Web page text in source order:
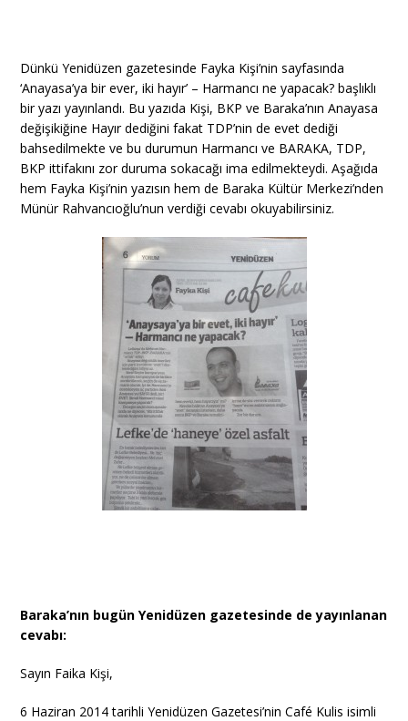
Dünkü Yenidüzen gazetesinde Fayka Kişi’nin sayfasında
‘Anayasa’ya bir ever, iki hayır’ – Harmancı ne yapacak? başlıklı
bir yazı yayınlandı. Bu yazıda Kişi, BKP ve Baraka’nın Anayasa
değişikiğine Hayır dediğini fakat TDP’nin de evet dediği
bahsedilmekte ve bu durumun Harmancı ve BARAKA, TDP,
BKP ittifakını zor duruma sokacağı ima edilmekteydi. Aşağıda
hem Fayka Kişi’nin yazısın hem de Baraka Kültür Merkezi’nden
Münür Rahvancıoğlu’nun verdiği cevabı okuyabilirsiniz.
Baraka’nın bugün Yenidüzen gazetesinde de yayınlanan
cevabı:
Sayın Faika Kişi,
6 Haziran 2014 tarihli Yenidüzen Gazetesi’nin Café Kulis isimli